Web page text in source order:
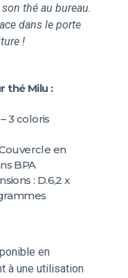
thé au bureau.
dans le porte
!
thé Milu :
3 coloris
en
BPA
: D.‎6,2 x
en
à une utilisation